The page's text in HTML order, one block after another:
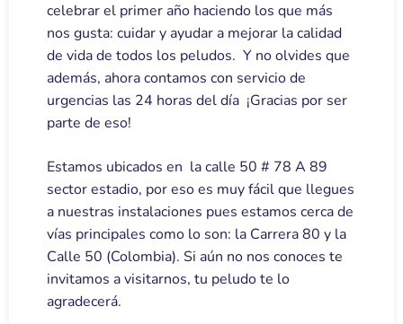
celebrar el primer año haciendo los que más
nos gusta: cuidar y ayudar a mejorar la calidad
de vida de todos los peludos. Y no olvides que
además, ahora contamos con servicio de
urgencias las 24 horas del día ¡Gracias por ser
parte de eso!
Estamos ubicados en la calle 50 # 78 A 89
sector estadio, por eso es muy fácil que llegues
a nuestras instalaciones pues estamos cerca de
vías principales como lo son: la Carrera 80 y la
Calle 50 (Colombia). Si aún no nos conoces te
invitamos a visitarnos, tu peludo te lo
agradecerá.